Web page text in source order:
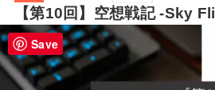
【第10回】空想戦記 -Sky
Save